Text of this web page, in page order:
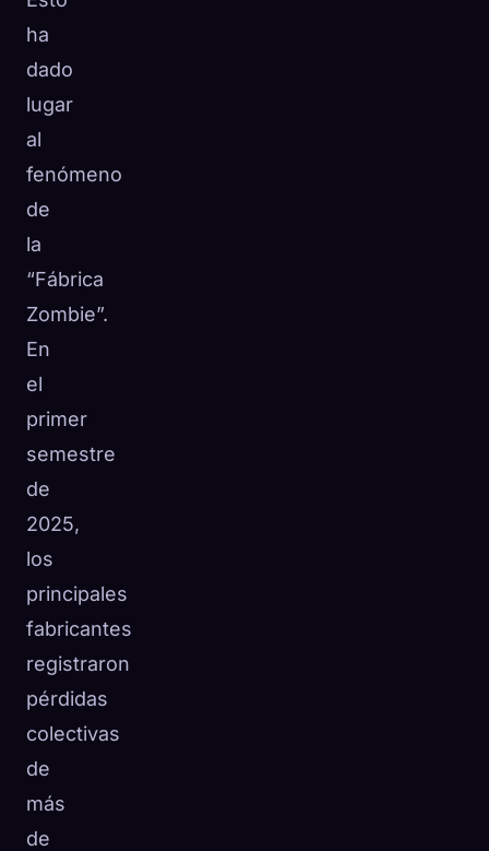
ha
dado
lugar
al
fenómeno
de
la
“Fábrica
Zombie”.
En
el
primer
semestre
de
2025,
los
principales
fabricantes
registraron
pérdidas
colectivas
de
más
de